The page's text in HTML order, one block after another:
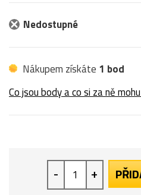
Nedostupné
Nákupem získáte 1 bod
Co jsou body a co si za ně
- +